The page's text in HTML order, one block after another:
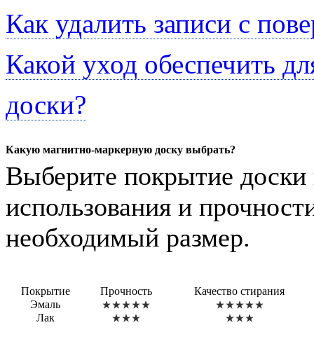
Как удалить записи с
Какой уход обеспечить
доски?
Какую магнитно-маркерную доску выбрать?
Выберите покрытие доски
использования и
необходимый размер.
Покрытие Прочность
Качество стирания
Эмаль
Лак